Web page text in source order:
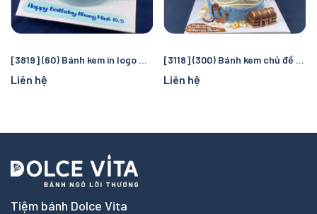
[3819] (60) Bánh kem in logo Manchester City – Quà tặng sinh nhật hoàn hảo cho fan bóng đá
Liên hệ
[3118] (300) Bánh kem chủ đề cướp biển và đại dương – Chuyến truy tìm kho báu kỳ thú cho bé
Liên hệ
Tiệm bánh Dolce Vita